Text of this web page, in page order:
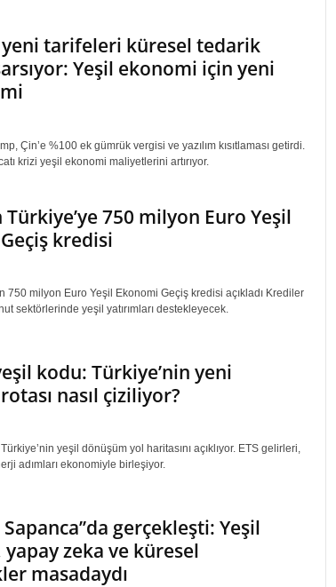
yeni tarifeleri küresel tedarik
Yeşil ekonomi için yeni
Çin’e %100 ek gümrük vergisi ve yazılım kısıtlaması getirdi.
krizi yeşil ekonomi maliyetlerini artırıyor.
Türkiye’ye 750 milyon Euro Yeşil
kredisi
750 milyon Euro Yeşil Ekonomi Geçiş kredisi açıkladı Krediler
sektörlerinde yeşil yatırımları destekleyecek.
kodu: Türkiye’nin yeni
nasıl çiziliyor?
yeşil dönüşüm yol haritasını açıklıyor. ETS gelirleri,
adımları ekonomiyle birleşiyor.
gerçekleşti: Yeşil
zeka ve küresel
masadaydı